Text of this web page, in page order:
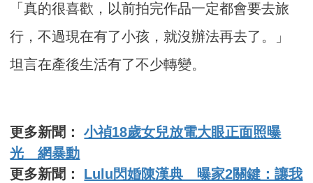
「真的很喜歡，以前拍完作品一定都會要去旅
行，不過現在有了小孩，就沒辦法再去了。」
坦言在產後生活有了不少轉變。
更多新聞：小禎18歲女兒放電大眼正面照曝
光 網暴動
更多新聞： Lulu閃婚陳漢典 曝家2關鍵：讓我